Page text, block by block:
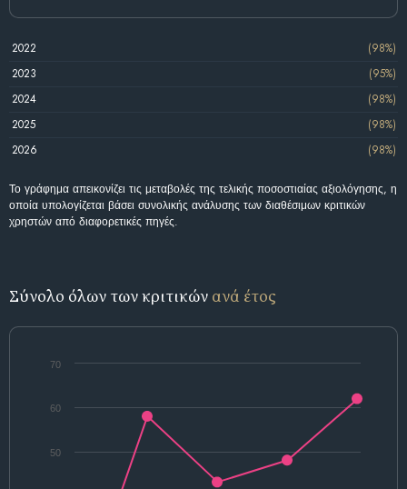
2022
(98%)
2023
(95%)
2024
(98%)
2025
(98%)
2026
(98%)
Το γράφημα απεικονίζει τις μεταβολές της τελικής ποσοστιαίας αξιολόγησης, η
οποία υπολογίζεται βάσει συνολικής ανάλυσης των διαθέσιμων κριτικών
χρηστών από διαφορετικές πηγές.
Σύνολο όλων των κριτικών ανά έτος
50
60
70